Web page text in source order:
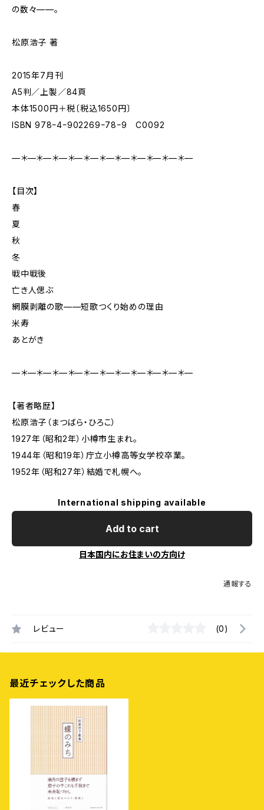
の数々——。
松原浩子 著
2015年7月刊
A5判／上製／84頁
本体1500円＋税〔税込1650円〕
ISBN 978ｰ4ｰ902269ｰ78ｰ9 C0092
—＊—＊—＊—＊—＊—＊—＊—＊—＊—＊—＊—
【目次】
春
夏
秋
冬
戦中戦後
亡き人偲ぶ
網膜剥離の歌——短歌つくり始めの理由
米寿
あとがき
—＊—＊—＊—＊—＊—＊—＊—＊—＊—＊—＊—
【著者略歴】
松原浩子（まつばら・ひろこ）
1927年（昭和2年）小樽市生まれ。
1944年（昭和19年）庁立小樽高等女学校卒業。
1952年（昭和27年）結婚で札幌へ。
International shipping available
Add to cart
日本国内にお住まいの方向け
通報する
レビュー (0)
最近チェックした商品